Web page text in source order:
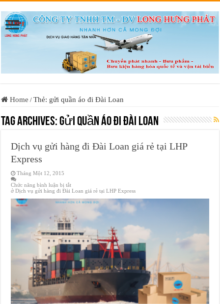
Home / Thẻ: gửi quần áo đi Đài Loan
Tag Archives:gửi quần áo đi Đài Loan
Dịch vụ gửi hàng đi Đài Loan giá rẻ tại LHP
Express
Tháng Một 12, 2015
Chức năng bình luận bị tắt
ở Dịch vụ gửi hàng đi Đài Loan giá rẻ tại LHP Express